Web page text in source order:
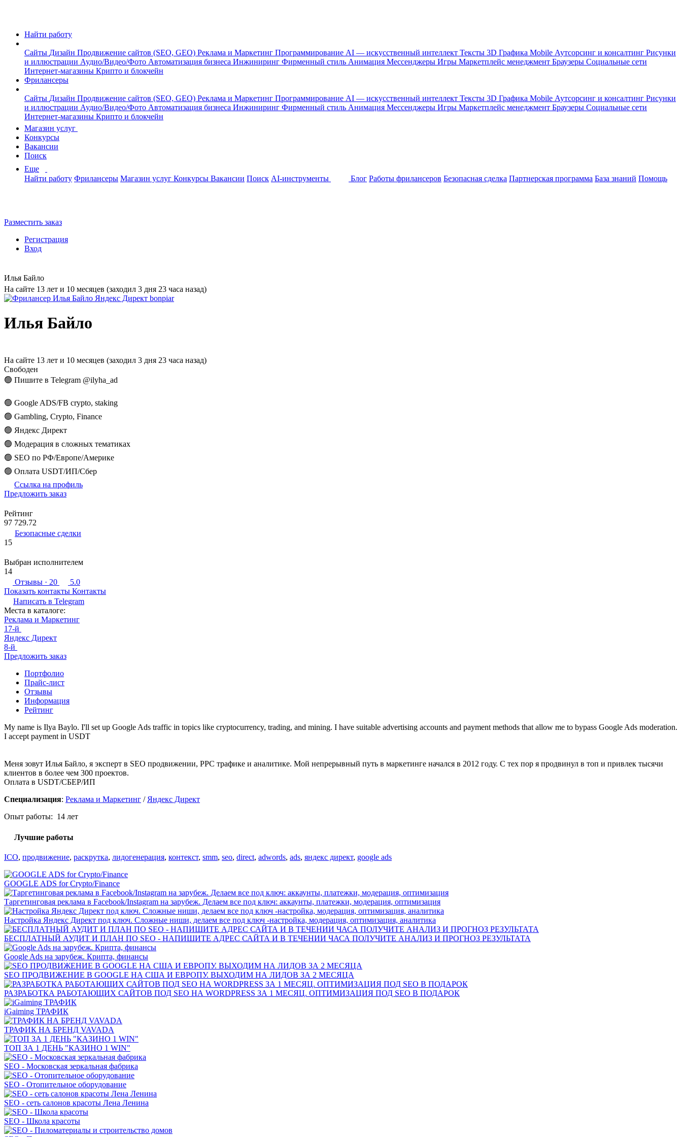
Найти работу
Сайты Дизайн Продвижение сайтов (SEO, GEO) Реклама и Маркетинг Программирование AI — искусственный интеллект Тексты 3D Графика Mobile Аутсорсинг и консалтинг Рисунки
и иллюстрации Аудио/Видео/Фото Автоматизация бизнеса Инжиниринг Фирменный стиль Анимация Мессенджеры Игры Маркетплейс менеджмент Браузеры Социальные сети
Интернет-магазины Крипто и блокчейн
Фрилансеры
Сайты Дизайн Продвижение сайтов (SEO, GEO) Реклама и Маркетинг Программирование AI — искусственный интеллект Тексты 3D Графика Mobile Аутсорсинг и консалтинг Рисунки
и иллюстрации Аудио/Видео/Фото Автоматизация бизнеса Инжиниринг Фирменный стиль Анимация Мессенджеры Игры Маркетплейс менеджмент Браузеры Социальные сети
Интернет-магазины Крипто и блокчейн
Магазин услуг
Конкурсы
Вакансии
Поиск
Еще
Найти работу Фрилансеры Магазин услуг Конкурсы Вакансии Поиск AI-инструменты Блог Работы фрилансеров Безопасная сделка Партнерская программа База знаний Помощь
Разместить заказ
Регистрация
Вход
Илья Байло
На сайте 13 лет и 10 месяцев (заходил 3 дня 23 часа назад)
Илья Байло
На сайте 13 лет и 10 месяцев (заходил 3 дня 23 часа назад)
Свободен
🟢 Пишите в Telegram @ilyha_ad
🟢 Google ADS/FB crypto, staking
🟢 Gambling, Crypto, Finance
🟢 Яндекс Директ
🟢 Модерация в сложных тематиках
🟢 SEO по РФ/Европе/Америке
🟢 Оплата USDT/ИП/Сбер
Ссылка на профиль
Предложить заказ
Рейтинг
97 729.72
Безопасные сделки
15
Выбран исполнителем
14
Отзывы · 20
5.0
Показать контакты Контакты
Написать в Telegram
Места в каталоге:
Реклама и Маркетинг
17-й
Яндекс Директ
8-й
Предложить заказ
Портфолио
Прайс-лист
Отзывы
Информация
Рейтинг
My name is Ilya Baylo. I'll set up Google Ads traffic in topics like cryptocurrency, trading, and mining. I have suitable advertising accounts and payment methods that allow me to bypass Google Ads moderation.
I accept payment in USDT
Меня зовут Илья Байло, я эксперт в SEO продвижении, PPC трафике и аналитике. Мой непрерывный путь в маркетинге начался в 2012 году. С тех пор я продвинул в топ и привлек тысячи
клиентов в более чем 300 проектов.
Оплата в USDT/CБЕР/ИП
Специализация: Реклама и Маркетинг / Яндекс Директ
Опыт работы: 14 лет
Лучшие работы
ICO, продвижение, раскрутка, лидогенерация, контекст, smm, seo, direct, adwords, ads, яндекс директ, google ads
GOOGLE ADS for Crypto/Finance
Таргетинговая реклама в Facebook/Instagram на зарубеж. Делаем все под ключ: аккаунты, платежки, модерация, оптимизация
Настройка Яндекс Директ под ключ. Сложные ниши, делаем все под ключ -настройка, модерация, оптимизация, аналитика
БЕСПЛАТНЫЙ АУДИТ И ПЛАН ПО SEO - НАПИШИТЕ АДРЕС САЙТА И В ТЕЧЕНИИ ЧАСА ПОЛУЧИТЕ АНАЛИЗ И ПРОГНОЗ РЕЗУЛЬТАТА
Google Ads на зарубеж. Крипта, финансы
SEO ПРОДВИЖЕНИЕ В GOOGLE НА США И ЕВРОПУ. ВЫХОДИМ НА ЛИДОВ ЗА 2 МЕСЯЦА
РАЗРАБОТКА РАБОТАЮЩИХ САЙТОВ ПОД SEO НА WORDPRESS ЗА 1 МЕСЯЦ. ОПТИМИЗАЦИЯ ПОД SEO В ПОДАРОК
iGaiming ТРАФИК
ТРАФИК НА БРЕНД VAVADA
ТОП ЗА 1 ДЕНЬ "КАЗИНО 1 WIN"
SEO - Московская зеркальная фабрика
SEO - Отопительное оборудование
SEO - сеть салонов красоты Лена Ленина
SEO - Школа красоты